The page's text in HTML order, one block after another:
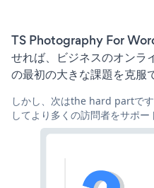
TS Photography For
せれば、ビジネスのオンラ
の最初の大きな課題を克服
しかし、次はthe hard partで
してより多くの訪問者をサポー